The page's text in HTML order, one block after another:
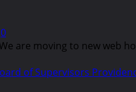
0
are moving to new web
of Supervisors